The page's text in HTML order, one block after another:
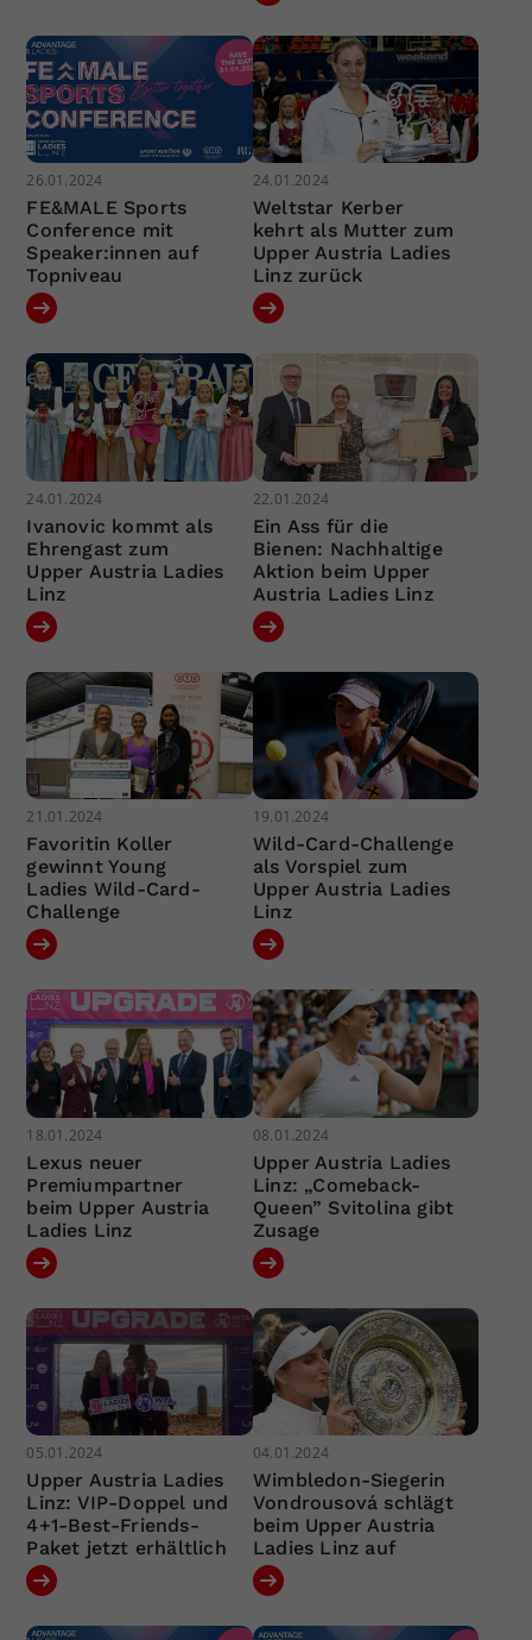
26.01.2024
FE&MALE Sports
Conference mit
Speaker:innen auf
Topniveau
24.01.2024
Weltstar Kerber
kehrt als Mutter zum
Upper Austria Ladies
Linz zurück
24.01.2024
Ivanovic kommt als
Ehrengast zum
Upper Austria Ladies
Linz
22.01.2024
Ein Ass für die
Bienen: Nachhaltige
Aktion beim Upper
Austria Ladies Linz
21.01.2024
Favoritin Koller
gewinnt Young
Ladies Wild-Card-
Challenge
19.01.2024
Wild-Card-Challenge
als Vorspiel zum
Upper Austria Ladies
Linz
18.01.2024
Lexus neuer
Premiumpartner
beim Upper Austria
Ladies Linz
08.01.2024
Upper Austria Ladies
Linz: „Comeback-
Queen” Svitolina gibt
Zusage
05.01.2024
Upper Austria Ladies
Linz: VIP-Doppel und
4+1-Best-Friends-
Paket jetzt erhältlich
04.01.2024
Wimbledon-Siegerin
Vondrousová schlägt
beim Upper Austria
Ladies Linz auf